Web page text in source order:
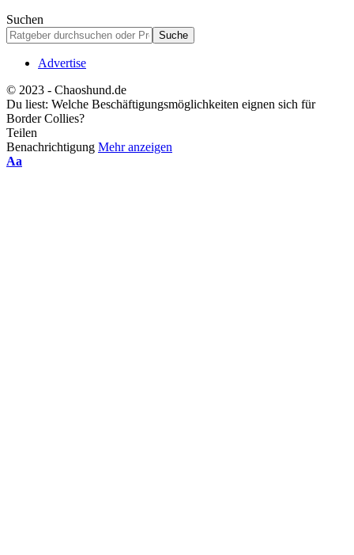
Suchen
Advertise
© 2023 - Chaoshund.de
Du liest: Welche Beschäftigungsmöglichkeiten eignen sich für
Border Collies?
Teilen
Benachrichtigung Mehr anzeigen
Schriftgrößenanpassung
Aa